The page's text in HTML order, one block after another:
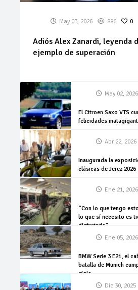
May 03, 2026 886 0
Adiós Alex Zanardi, leyenda
ejemplo de superación
May 02, 2026
El Citroen Saxo VTS
felicidades
Abr 22, 2026
Inaugurada la
clásicas de Jerez 2026
Ene 21, 2026
“Con lo que tengo
lo que sí necesito es
disfrutarlo”
Ene 05, 2026
BMW Serie 3 E21, el
batalla de Munich
siglo
Dic 30, 2025